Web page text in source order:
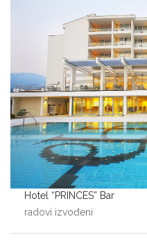
Hotel “PRINCES” Bar
radovi izvođeni